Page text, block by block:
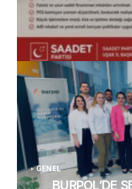
(başlıksız)
Alaattin Karahan tarafından
GENEL
BURPOL’DE